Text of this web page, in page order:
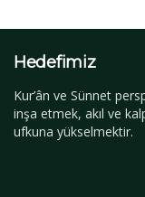
Hedefimiz
Kur’ân ve Sünnet
inşa etmek, akıl ve
ufkuna yükselmektir.